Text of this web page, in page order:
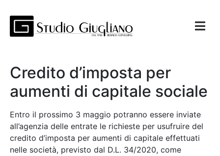
Credito d’imposta per
aumenti di capitale sociale
Entro il prossimo 3 maggio potranno essere inviate
all’agenzia delle entrate le richieste per usufruire del
credito d’imposta per aumenti di capitale effettuati
nelle società, previsto dal D.L. 34/2020, come